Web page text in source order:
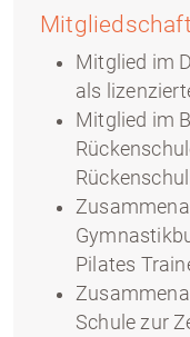
Mitglied im
als
Mitglied im
Pilates
Schule zur